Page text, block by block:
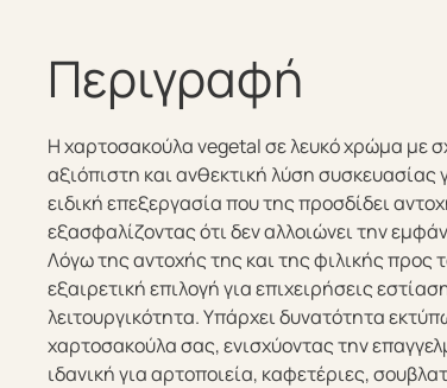
Περιγραφή
Η χαρτοσακούλα vegetal σε λευκό χρώμα με
αξιόπιστη και ανθεκτική λύση συσκευασίας
ειδική επεξεργασία που της προσδίδει
εξασφαλίζοντας ότι δεν αλλοιώνει την
Λόγω της αντοχής της και της φιλικής προς
εξαιρετική επιλογή για επιχειρήσεις
λειτουργικότητα. Υπάρχει δυνατότητα
χαρτοσακούλα σας, ενισχύοντας την
ιδανική για αρτοποιεία, καφετέριες,